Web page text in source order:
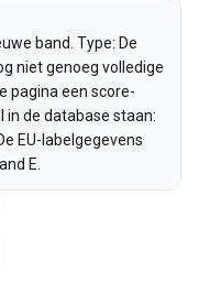
band. Type: De
niet genoeg volledige
pagina een score-
in de database staan:
EU-labelgegevens
E.